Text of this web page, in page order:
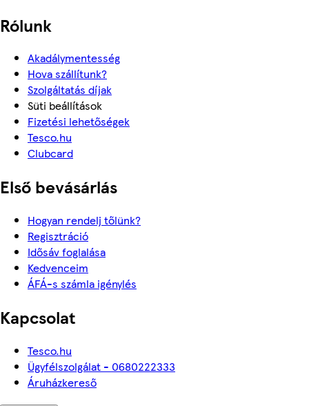
Rólunk
Akadálymentesség
Hova szállítunk?
Szolgáltatás díjak
Süti beállítások
Fizetési lehetőségek
Tesco.hu
Clubcard
Első bevásárlás
Hogyan rendelj tőlünk?
Regisztráció
Idősáv foglalása
Kedvenceim
ÁFÁ-s számla igénylés
Kapcsolat
Tesco.hu
Ügyfélszolgálat - 0680222333
Áruházkereső